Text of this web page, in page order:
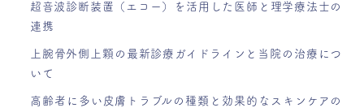
超音波診断装置（エコー）を活用した医師と理学療法士の
連携
上腕骨外側上顆の最新診療ガイドラインと当院の治療につ
いて
高齢者に多い皮膚トラブルの種類と効果的なスキンケアの